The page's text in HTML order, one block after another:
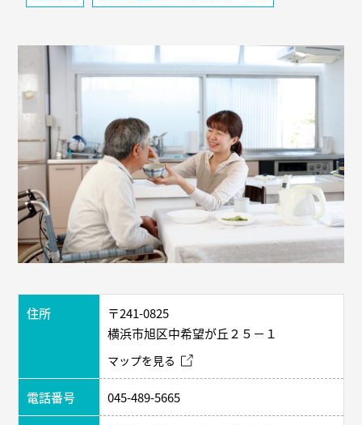
住所
〒241-0825
横浜市旭区中希望が丘２５－１
マップを見る
電話番号 045-489-5665